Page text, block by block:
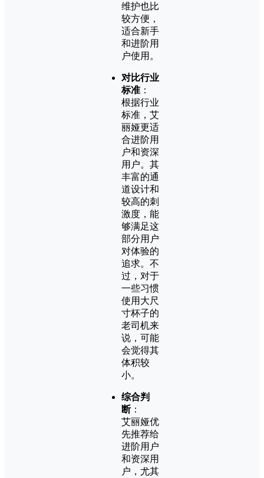
维护也比
较方便，
适合新手
和进阶用
户使用。
对比行业
标准 ：
根据行业
标准，艾
丽娅更适
合进阶用
户和资深
用户。其
丰富的通
道设计和
较高的刺
激度，能
够满足这
部分用户
对体验的
追求。不
过，对于
一些习惯
使用大尺
寸杯子的
老司机来
说，可能
会觉得其
体积较
小。
综合判
断：
艾丽娅优
先推荐给
进阶用户
和资深用
户，尤其